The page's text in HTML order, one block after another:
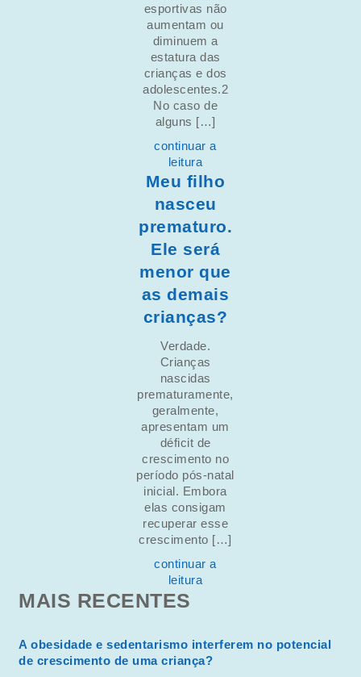
Meu filho
nasceu
prematuro.
Ele será
menor que
as demais
crianças?
Verdade.
Crianças
nascidas
prematuramente,
geralmente,
apresentam um
déficit de
crescimento no
período pós-natal
inicial. Embora
elas consigam
recuperar esse
crescimento […]
continuar a
leitura
esportivas não
aumentam ou
diminuem a
estatura das
crianças e dos
adolescentes.2
No caso de
alguns […]
continuar a
leitura
MAIS RECENTES
A obesidade e sedentarismo interferem no potencial
de crescimento de uma criança?